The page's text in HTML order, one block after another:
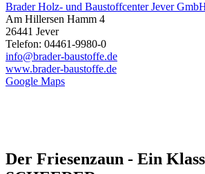
Brader Holz- und Baustoffcenter Jever
Am Hillersen Hamm 4
26441 Jever
Telefon: 04461-9980-0
info@brader-baustoffe.de
www.brader-baustoffe.de
Google Maps
Der Friesenzaun - Ein